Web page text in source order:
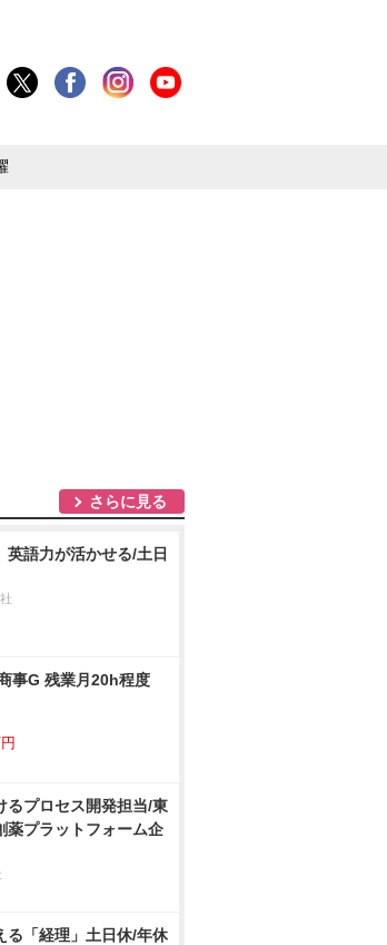
さらに見る
英語力が活かせる/土日
事G 残業月20h程度
るプロセス開発担当/東
薬プラットフォーム企
る「経理」土日休/年休